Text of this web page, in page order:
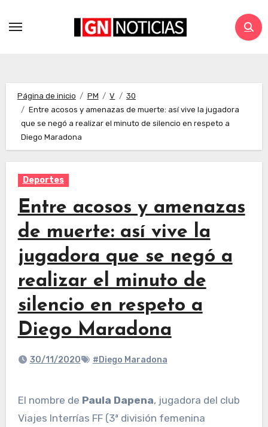
Página de inicio PM V
30
Entre acosos y amenazas de muerte: así vive la jugadora
que se negó a realizar el minuto de silencio en respeto a
Diego Maradona
Deportes
Entre acosos y amenazas
de muerte: así vive la
jugadora que se negó a
realizar el minuto de
silencio en respeto a
Diego Maradona
30/11/2020 #Diego Maradona
El nombre de Paula Dapena, jugadora del club
Viajes Interrías FF (3ª división femenina